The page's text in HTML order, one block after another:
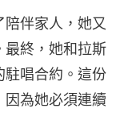
伴家人，她又
最終，她和拉斯
駐唱合約。這份
因為她必須連續